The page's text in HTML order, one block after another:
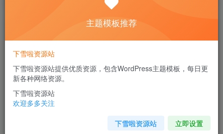
搜索[corenext
主题模板推荐
下雪啦资源站
下雪啦资源站提供优质资源，包含WordPress主题模板，每日更
新各种网络资源。
下雪啦资源站
欢迎多多关注
下雪啦资源站 立即设置